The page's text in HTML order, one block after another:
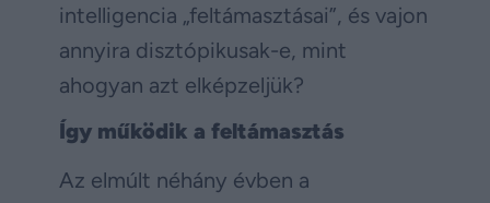
intelligencia „feltámasztásai”, és vajon
annyira disztópikusak-e, mint
ahogyan azt elképzeljük?
Így működik a feltámasztás
Az elmúlt néhány évben a